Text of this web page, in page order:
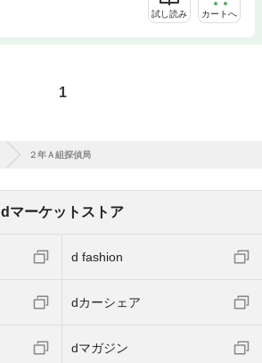
試し読み カートへ
1
２年Ａ組探偵局
dマーケットストア
d fashion
dカーシェア
dマガジン